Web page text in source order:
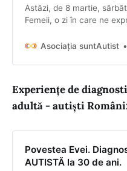
Astăzi, de 8 martie,
Femeii, o zi în care ne
femeile din viețile noastre
zi are o semnificație
pentru egalitate,
respect. Deși am parcurs
Asociația suntAutist
Experiențe de
adultă - autiști
Povestea Evei.
AUTISTĂ la 30 de ani.